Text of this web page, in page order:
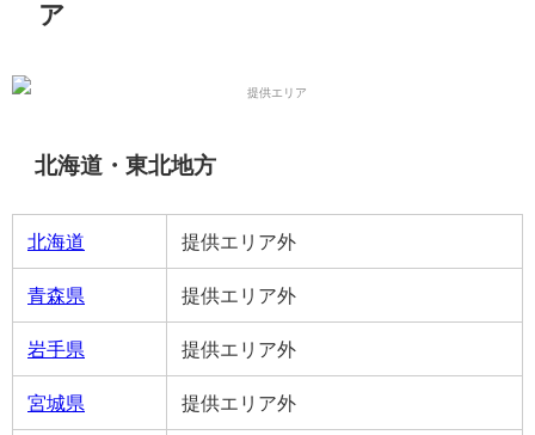
ア
北海道・東北地方
北海道 提供エリア外
青森県 提供エリア外
岩手県 提供エリア外
宮城県 提供エリア外